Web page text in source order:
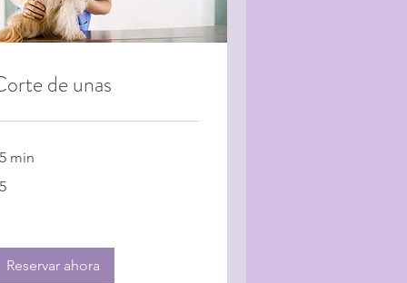
de unas
min
Reservar ahora